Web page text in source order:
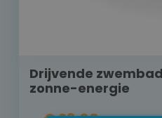
Drijvende
zonne-energie